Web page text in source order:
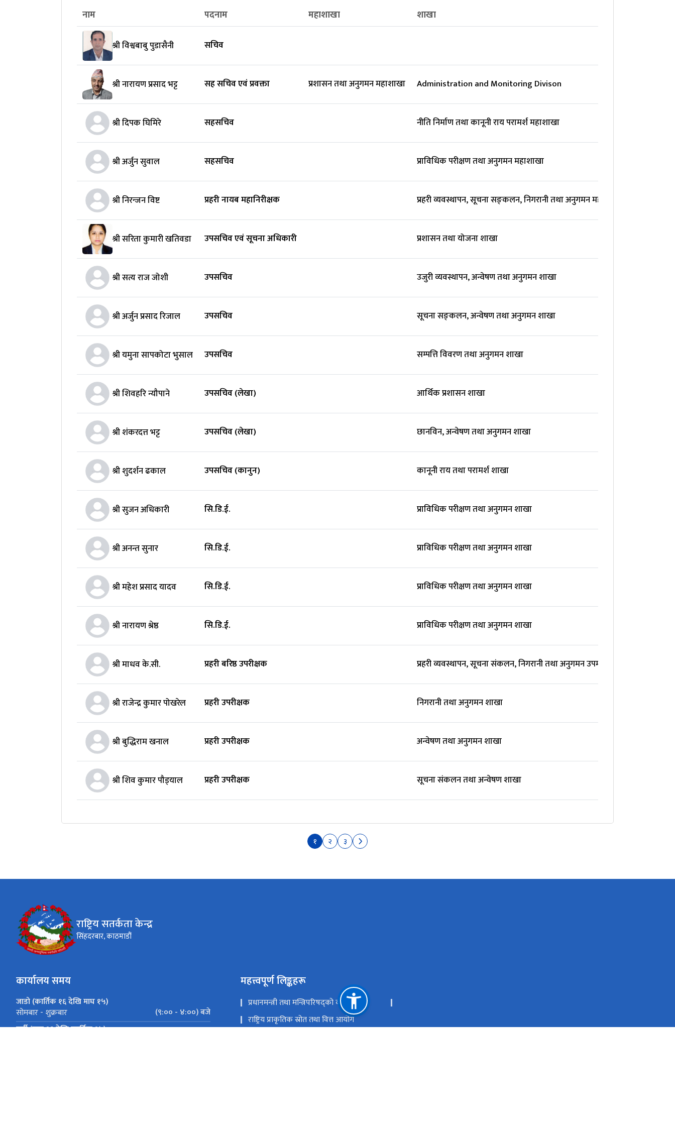
नाम पदनाम महाशाखा शाखा
श्री विश्वबाबु पुडासैनी सचिव
श्री नारायण प्रसाद भट्ट सह सचिव एवं प्रवक्ता प्रशासन तथा अनुगमन महाशाखा Administration and Monitoring Divison
श्री दिपक घिमिरे सहसचिव नीति निर्माण तथा कानूनी राय परामर्श महाशाखा
श्री अर्जुन सुवाल सहसचिव प्राविधिक परीक्षण तथा अनुगमन महाशाखा
श्री निरन्जन विष्ट प्रहरी नायब महानिरीक्षक प्रहरी व्यवस्थापन, सूचना सङ्‍कलन, निगरानी तथा अनुगमन महाशाखा
श्री सरिता कुमारी खतिवडा उपसचिव एवं सूचना अधिकारी प्रशासन तथा योजना शाखा
श्री सत्य राज जोशी उपसचिव उजुरी व्यवस्थापन, अन्वेषण तथा अनुगमन शाखा
श्री अर्जुन प्रसाद रिजाल उपसचिव सूचना सङ्‍कलन, अन्वेषण तथा अनुगमन शाखा
श्री यमुना सापकोटा भुसाल उपसचिव सम्पत्ति विवरण तथा अनुगमन शाखा
श्री शिवहरि न्यौपाने उपसचिव (लेखा) आर्थिक प्रशासन शाखा
श्री शंकरदत्त भट्ट उपसचिव (लेखा) छानविन, अन्वेषण तथा अनुगमन शाखा
श्री शुदर्शन ढकाल उपसचिव (कानुन) कानूनी राय तथा परामर्श शाखा
श्री सुजन अधिकारी सि.डि.ई. प्राविधिक परीक्षण तथा अनुगमन शाखा
श्री अनन्त सुनार सि.डि.ई. प्राविधिक परीक्षण तथा अनुगमन शाखा
श्री महेश प्रसाद यादव सि.डि.ई. प्राविधिक परीक्षण तथा अनुगमन शाखा
श्री नारायण श्रेष्ठ सि.डि.ई. प्राविधिक परीक्षण तथा अनुगमन शाखा
श्री माधव के.सी. प्रहरी बरिष्ठ उपरीक्षक प्रहरी व्यवस्थापन, सूचना संकलन, निगरानी तथा अनुगमन उपमहाशाखा
श्री राजेन्द्र कुमार पोखरेल प्रहरी उपरीक्षक निगरानी तथा अनुगमन शाखा
श्री बुद्धिराम खनाल प्रहरी उपरीक्षक अन्वेषण तथा अनुगमन शाखा
श्री शिव कुमार पौड्‍याल प्रहरी उपरीक्षक सूचना संकलन तथा अन्वेषण शाखा
१ २ ३
राष्ट्रिय सतर्कता केन्द्र
सिंहदरबार, काठमाडौं
कार्यालय समय
जाडो (कार्तिक १६ देखि माघ १५)
सोमबार - शुक्रबार
(९:०० - ४:००) बजे
गर्मी (माघ १६ देखि कार्तिक १५)
महत्त्वपूर्ण लिङ्कहरू
प्रधानमन्त्री तथा मन्त्रिपरिषद्को कार्यालय
राष्ट्रिय प्राकृतिक स्रोत तथा वित्त आयोग